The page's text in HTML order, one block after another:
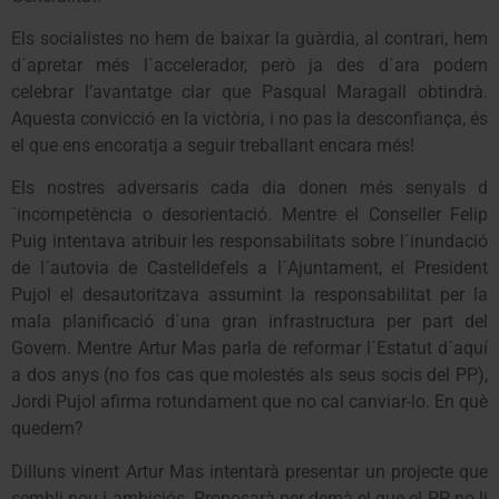
Els socialistes no hem de baixar la guàrdia, al contrari, hem
d´apretar més l´accelerador, però ja des d´ara podem
celebrar l’avantatge clar que Pasqual Maragall obtindrà.
Aquesta convicció en la victòria, i no pas la desconfiança, és
el que ens encoratja a seguir treballant encara més!
Els nostres adversaris cada dia donen més senyals d
´incompetència o desorientació. Mentre el Conseller Felip
Puig intentava atribuir les responsabilitats sobre l´inundació
de l´autovia de Castelldefels a l´Ajuntament, el President
Pujol el desautoritzava assumint la responsabilitat per la
mala planificació d´una gran infrastructura per part del
Govern. Mentre Artur Mas parla de reformar l´Estatut d´aquí
a dos anys (no fos cas que molestés als seus socis del PP),
Jordi Pujol afirma rotundament que no cal canviar-lo. En què
quedem?
Dilluns vinent Artur Mas intentarà presentar un projecte que